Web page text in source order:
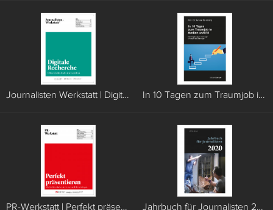
Journalisten Werkstatt | Digitale Recherche In 10 Tagen zum Traumjob in Medien und PR
PR-Werkstatt | Perfekt präsentieren Jahrbuch für Journalisten 2020